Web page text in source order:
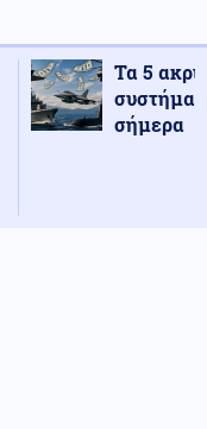
Τα 5
σήμερα